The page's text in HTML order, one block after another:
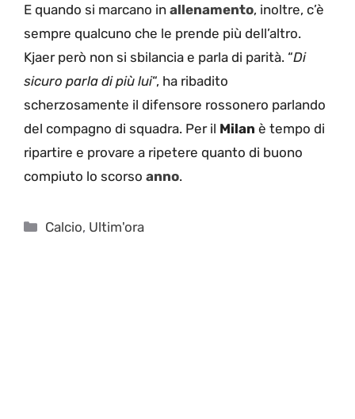
E quando si marcano in allenamento, inoltre, c’è
sempre qualcuno che le prende più dell’altro.
Kjaer però non si sbilancia e parla di parità. “Di
sicuro parla di più lui“, ha ribadito
scherzosamente il difensore rossonero parlando
del compagno di squadra. Per il Milan è tempo di
ripartire e provare a ripetere quanto di buono
compiuto lo scorso anno.
Categorie
Calcio, Ultim'ora